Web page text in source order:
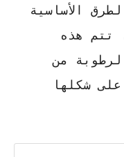
الأساسية
تتم هذه
من
شكلها